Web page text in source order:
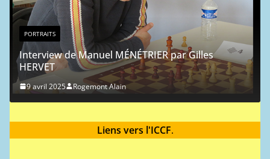
PORTRAITS
Interview de Manuel MÉNÉTRIER par Gilles
HERVET
9 avril 2025 Rogemont Alain
Liens vers l'ICCF.